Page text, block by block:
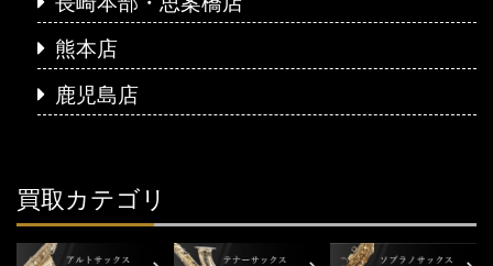
熊本店
鹿児島店
買取カテゴリ